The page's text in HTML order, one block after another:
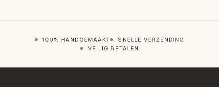
100% HANDGEMAAKT
SNELLE VERZENDING
VEILIG BETALEN